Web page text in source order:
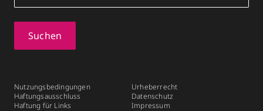
Suchen
Nutzungsbedingungen
Haftungsausschluss
Haftung für Links
Urheberrecht
Datenschutz
Impressum